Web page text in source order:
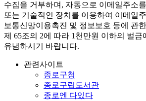
수집을 거부하며, 자동으로 이메일주소
또는 기술적인 장치를 이용하여 이메일
보통신망이용촉진 및 정보보호 등에 관
제 65조의 2에 따라 1천만원 이하의 벌금
유념하시기 바랍니다.
관련사이트
종로구청
종로구립도서관
종로엔 다있다